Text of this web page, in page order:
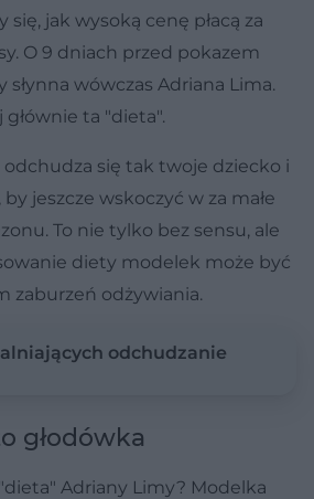
się, jak wysoką cenę płacą za
O 9 dniach przed pokazem
słynna wówczas Adriana Lima.
głównie ta "dieta".
odchudza się tak twoje dziecko i
jeszcze wskoczyć w za małe
To nie tylko bez sensu, ale
diety modelek może być
zaburzeń odżywiania.
odchudzanie
głodówka
Adriany Limy? Modelka